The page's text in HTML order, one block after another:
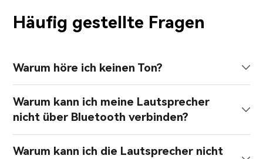
Häufig gestellte Fragen
Warum höre ich keinen Ton?
Warum kann ich meine Lautsprecher
nicht über Bluetooth verbinden?
Warum kann ich die Lautsprecher nicht